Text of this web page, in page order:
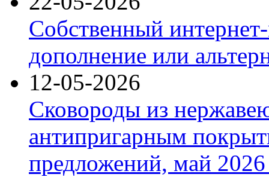
Собственный
дополнение или
12-05-2026
Сковороды из
антипригарным
предложений, май 2026